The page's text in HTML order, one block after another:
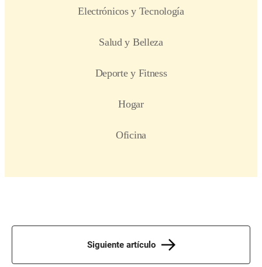
Siguiente artículo